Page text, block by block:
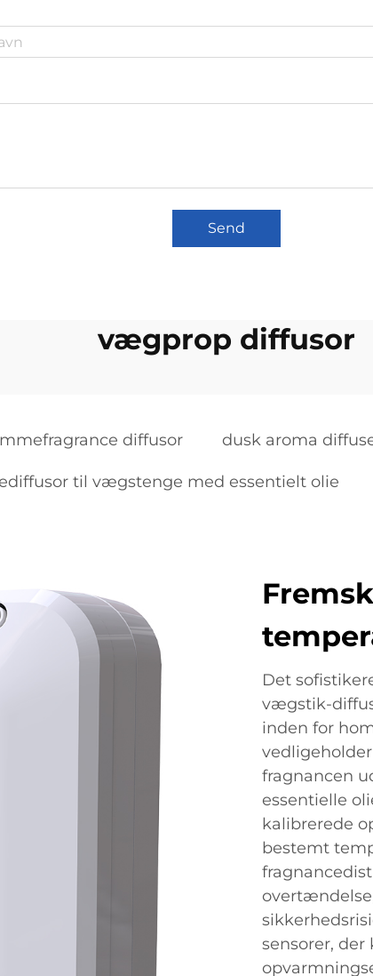
Send
vægprop diffusor
diffusor dusk aroma
til vægstenge med essentielt olie
Det
vægstik-
inden for
fragnancen
essentielle
kalibrerede
bestemt
sensorer,